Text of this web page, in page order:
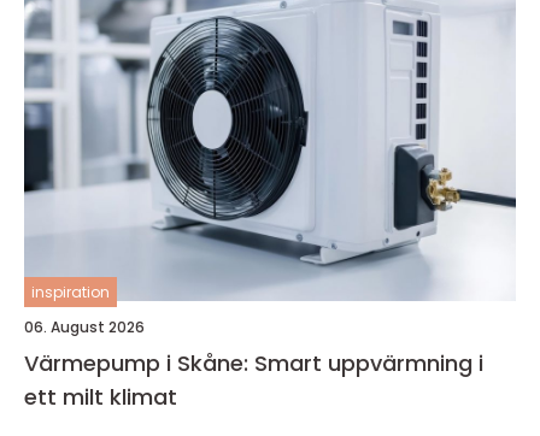
inspiration
06. August 2026
Värmepump i Skåne: Smart uppvärmning i
ett milt klimat